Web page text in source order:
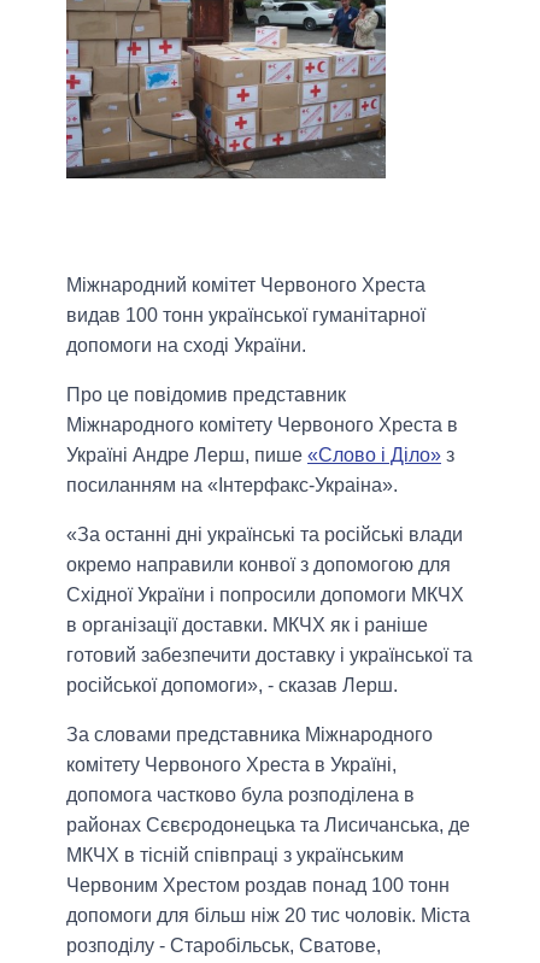
Міжнародний комітет Червоного Хреста
видав 100 тонн української гуманітарної
допомоги на сході України.
Про це повідомив представник
Міжнародного комітету Червоного Хреста в
Україні Андре Лерш, пише «Слово і Діло» з
посиланням на «Інтерфакс-Украіна».
«За останні дні українські та російські влади
окремо направили конвої з допомогою для
Східної України і попросили допомоги МКЧХ
в організації доставки. МКЧХ як і раніше
готовий забезпечити доставку і української та
російської допомоги», - сказав Лерш.
За словами представника Міжнародного
комітету Червоного Хреста в Україні,
допомога частково була розподілена в
районах Сєвєродонецька та Лисичанська, де
МКЧХ в тісній співпраці з українським
Червоним Хрестом роздав понад 100 тонн
допомоги для більш ніж 20 тис чоловік. Міста
розподілу - Старобільськ, Сватове,